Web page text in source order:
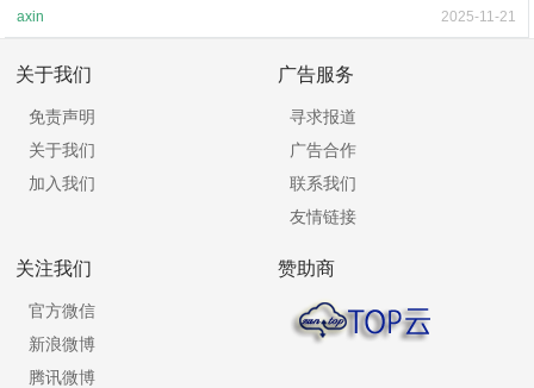
axin 2025-11-21
关于我们
免责声明
关于我们
加入我们
广告服务
寻求报道
广告合作
联系我们
友情链接
关注我们
官方微信
新浪微博
腾讯微博
赞助商